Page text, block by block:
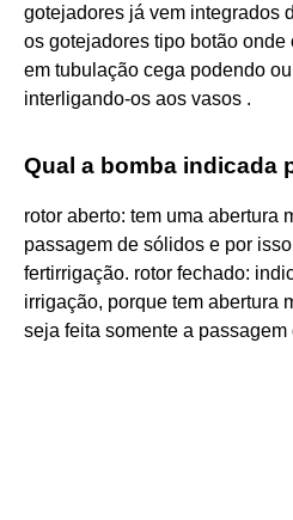
gotejadores já vem integrados
os gotejadores tipo botão
em tubulação cega podendo
interligando-os aos vasos .
Qual a bomba indicada
rotor aberto: tem uma abertura
passagem de sólidos e por
fertirrigação. rotor fechado:
irrigação, porque tem abertura
seja feita somente a